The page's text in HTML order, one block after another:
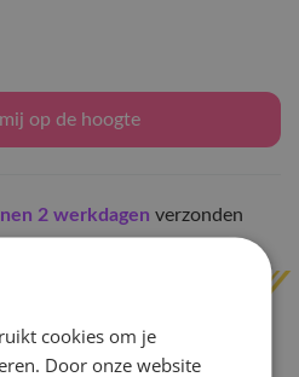
op de hoogte
2 werkdagen verzonden
cookies om je
Door onze website